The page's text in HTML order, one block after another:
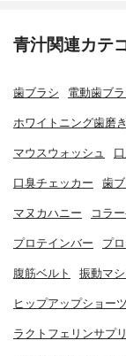
青汁関連カテ
歯ブラシ 電動歯ブ
ホワイトニング歯磨
マウスウォッシュ
口臭チェッカー 歯
マヌカハニー コラ
プロテインバー プ
腹筋ベルト 振動マ
ヒップアップショーツ
ラクトフェリンサプリ